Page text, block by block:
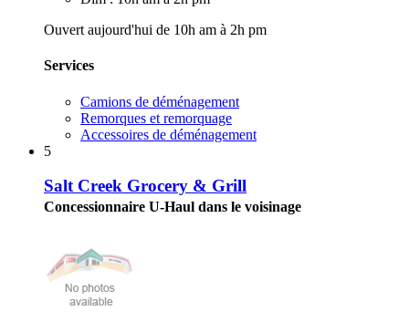
Ouvert aujourd'hui de 10h am à 2h pm
Services
Camions de déménagement
Remorques et remorquage
Accessoires de déménagement
5
Salt Creek Grocery & Grill
Concessionnaire U-Haul dans le voisinage